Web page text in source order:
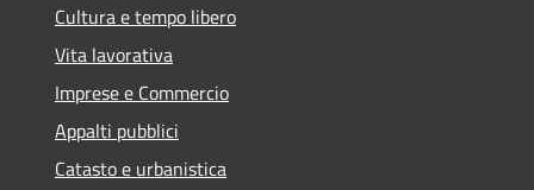
Cultura e tempo libero
Vita lavorativa
Imprese e Commercio
Appalti pubblici
Catasto e urbanistica